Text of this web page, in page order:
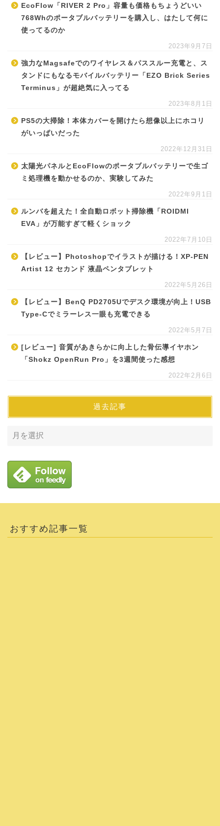
EcoFlow「RIVER 2 Pro」容量も価格もちょうどいい
768Whのポータブルバッテリーを購入し、はたして何に
使ってるのか
2023年9月7日
強力なMagsafeでのワイヤレス＆パススルー充電と、ス
タンドにもなるモバイルバッテリー「EZO Brick Series
Terminus」が超絶気に入ってる
2023年8月1日
PS5の大掃除！本体カバーを開けたら想像以上にホコリ
がいっぱいだった
2022年12月31日
太陽光パネルとEcoFlowのポータブルバッテリーで生ゴ
ミ処理機を動かせるのか、実験してみた
2022年9月1日
ルンバを超えた！全自動ロボット掃除機「ROIDMI
EVA」が万能すぎて軽くショック
2022年7月10日
【レビュー】Photoshopでイラストが描ける！XP-PEN
Artist 12 セカンド 液晶ペンタブレット
2022年5月26日
【レビュー】BenQ PD2705Uでデスク環境が向上！USB
Type-Cでミラーレス一眼も充電できる
2022年5月7日
[レビュー] 音質があきらかに向上した骨伝導イヤホン
「Shokz OpenRun Pro」を3週間使った感想
2022年2月6日
過去記事
おすすめ記事一覧